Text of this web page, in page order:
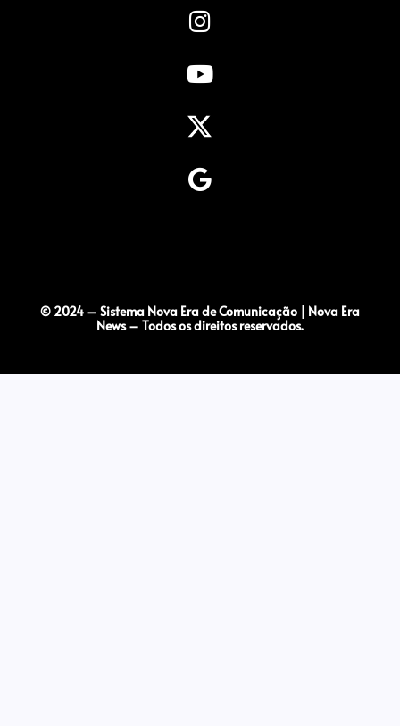
© 2024 – Sistema Nova Era de Comunicação | Nova Era
News – Todos os direitos reservados.